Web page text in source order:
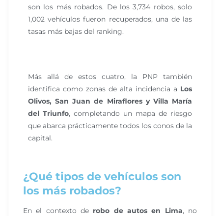
son los más robados. De los 3,734 robos, solo
1,002 vehículos fueron recuperados, una de las
tasas más bajas del ranking.
Más allá de estos cuatro, la PNP también
identifica como zonas de alta incidencia a Los
Olivos, San Juan de Miraflores y Villa María
del Triunfo, completando un mapa de riesgo
que abarca prácticamente todos los conos de la
capital.
¿Qué tipos de vehículos son
los más robados?
En el contexto de robo de autos en Lima, no